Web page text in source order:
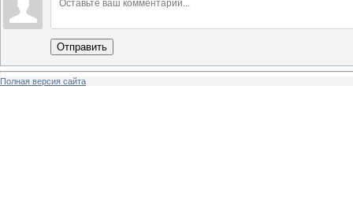
Отправить
Полная версия сайта